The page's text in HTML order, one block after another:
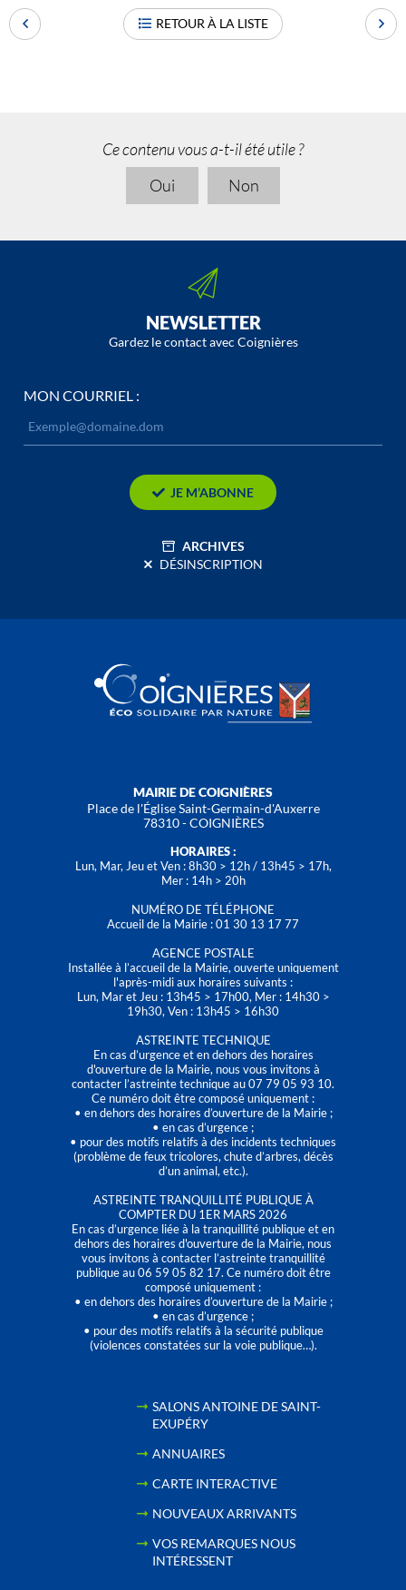
RETOUR À LA LISTE
Ce contenu vous a-t-il été utile ?
Oui
Non
NEWSLETTER
Gardez le contact avec Coignières
MON COURRIEL :
JE M’ABONNE
ARCHIVES
DÉSINSCRIPTION
MAIRIE DE COIGNIÈRES
Place de l'Église Saint-Germain-d'Auxerre
78310 - COIGNIÈRES
HORAIRES :
Lun, Mar, Jeu et Ven : 8h30 > 12h / 13h45 > 17h,
Mer : 14h > 20h
NUMÉRO DE TÉLÉPHONE
Accueil de la Mairie : 01 30 13 17 77
AGENCE POSTALE
Installée à l’accueil de la Mairie, ouverte uniquement
l'après-midi aux horaires suivants :
Lun, Mar et Jeu : 13h45 > 17h00, Mer : 14h30 >
19h30, Ven : 13h45 > 16h30
ASTREINTE TECHNIQUE
En cas d’urgence et en dehors des horaires
d'ouverture de la Mairie, nous vous invitons à
contacter l’astreinte technique au 07 79 05 93 10.
Ce numéro doit être composé uniquement :
• en dehors des horaires d’ouverture de la Mairie ;
• en cas d’urgence ;
• pour des motifs relatifs à des incidents techniques
(problème de feux tricolores, chute d’arbres, décès
d’un animal, etc.).
ASTREINTE TRANQUILLITÉ PUBLIQUE À
COMPTER DU 1ER MARS 2026
En cas d’urgence liée à la tranquillité publique et en
dehors des horaires d'ouverture de la Mairie, nous
vous invitons à contacter l’astreinte tranquillité
publique au 06 59 05 82 17. Ce numéro doit être
composé uniquement :
• en dehors des horaires d’ouverture de la Mairie ;
• en cas d’urgence ;
• pour des motifs relatifs à la sécurité publique
(violences constatées sur la voie publique…).
SALONS ANTOINE DE SAINT-
EXUPÉRY
ANNUAIRES
CARTE INTERACTIVE
NOUVEAUX ARRIVANTS
VOS REMARQUES NOUS
INTÉRESSENT